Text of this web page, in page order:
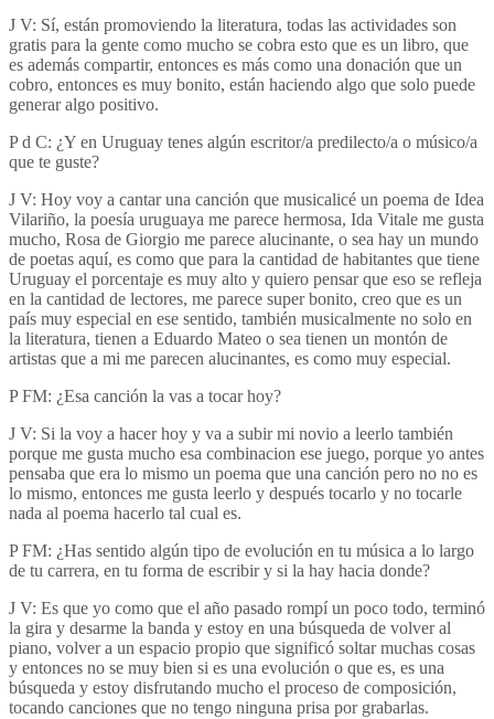
J V: Sí, están promoviendo la literatura, todas las actividades son
gratis para la gente como mucho se cobra esto que es un libro, que
es además compartir, entonces es más como una donación que un
cobro, entonces es muy bonito, están haciendo algo que solo puede
generar algo positivo.
P d C: ¿Y en Uruguay tenes algún escritor/a predilecto/a o músico/a
que te guste?
J V: Hoy voy a cantar una canción que musicalicé un poema de Idea
Vilariño, la poesía uruguaya me parece hermosa, Ida Vitale me gusta
mucho, Rosa de Giorgio me parece alucinante, o sea hay un mundo
de poetas aquí, es como que para la cantidad de habitantes que tiene
Uruguay el porcentaje es muy alto y quiero pensar que eso se refleja
en la cantidad de lectores, me parece super bonito, creo que es un
país muy especial en ese sentido, también musicalmente no solo en
la literatura, tienen a Eduardo Mateo o sea tienen un montón de
artistas que a mi me parecen alucinantes, es como muy especial.
P FM: ¿Esa canción la vas a tocar hoy?
J V: Si la voy a hacer hoy y va a subir mi novio a leerlo también
porque me gusta mucho esa combinacion ese juego, porque yo antes
pensaba que era lo mismo un poema que una canción pero no no es
lo mismo, entonces me gusta leerlo y después tocarlo y no tocarle
nada al poema hacerlo tal cual es.
P FM: ¿Has sentido algún tipo de evolución en tu música a lo largo
de tu carrera, en tu forma de escribir y si la hay hacia donde?
J V: Es que yo como que el año pasado rompí un poco todo, terminó
la gira y desarme la banda y estoy en una búsqueda de volver al
piano, volver a un espacio propio que significó soltar muchas cosas
y entonces no se muy bien si es una evolución o que es, es una
búsqueda y estoy disfrutando mucho el proceso de composición,
tocando canciones que no tengo ninguna prisa por grabarlas.